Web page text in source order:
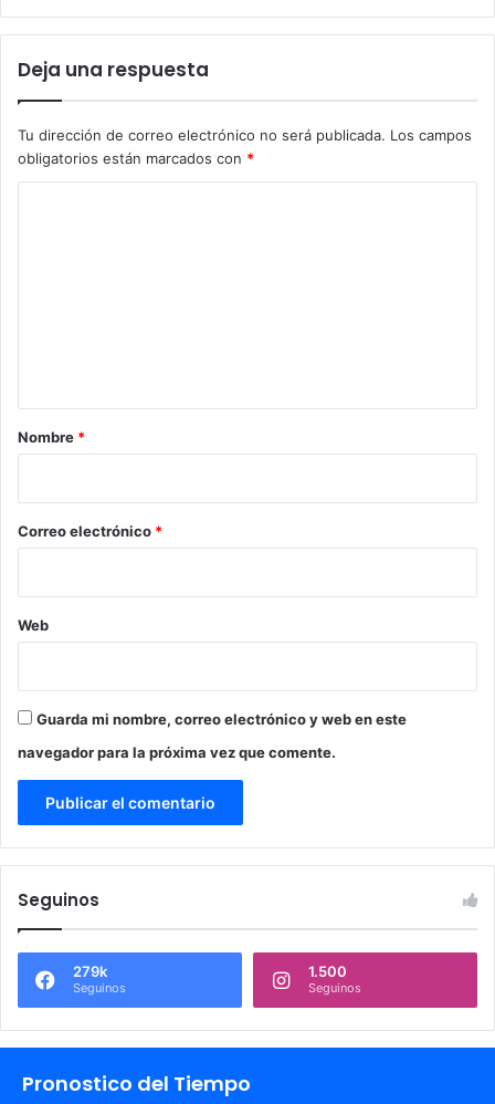
Deja una respuesta
Tu dirección de correo electrónico no será publicada. Los campos
obligatorios están marcados con *
r
*
Nombre *
Correo electrónico *
Web
Guarda mi nombre, correo electrónico y web en este
navegador para la próxima vez que comente.
Seguinos
279k
Seguinos
1.500
Seguinos
Pronostico del Tiempo